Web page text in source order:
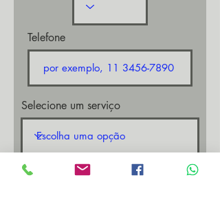
Telefone
Selecione um serviço
Nos dê mais informações